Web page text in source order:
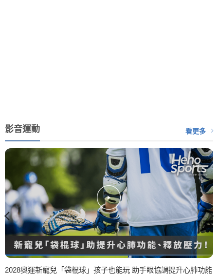
影音運動 看更多
2028奧運新寵兒「袋棍球」孩子也能玩 助手眼協調提升心肺功能